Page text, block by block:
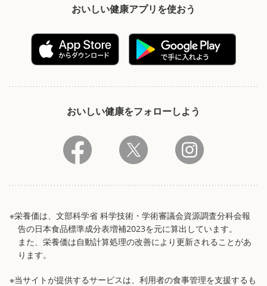
おいしい健康アプリを使おう
おいしい健康をフォローしよう
※栄養価は、文部科学省 科学技術・学術審議会資源調査分科会報
告の日本食品標準成分表増補2023を元に算出しています。
また、栄養価は自動計算処理の改善により更新されることがあ
ります。
※当サイトが提供するサービスは、利用者の食事管理を支援するも